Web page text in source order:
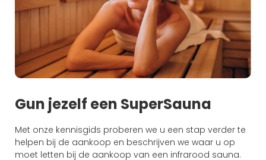
Gun jezelf een SuperSauna
Met onze kennisgids proberen we u een stap verder te
helpen bij de aankoop en beschrijven we waar u op
moet letten bij de aankoop van een infrarood sauna.